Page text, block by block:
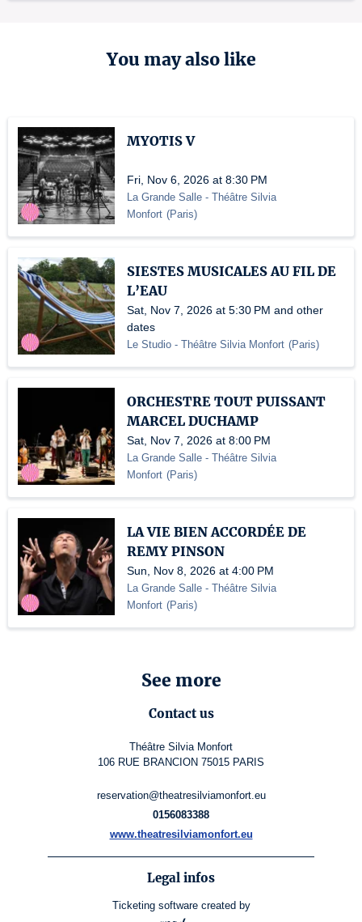
You may also like
MYOTIS V
Fri, Nov 6, 2026 at 8:30 PM
La Grande Salle - Théâtre Silvia
Monfort (Paris)
SIESTES MUSICALES AU FIL DE
L’EAU
Sat, Nov 7, 2026 at 5:30 PM and other
dates
Le Studio - Théâtre Silvia Monfort (Paris)
ORCHESTRE TOUT PUISSANT
MARCEL DUCHAMP
Sat, Nov 7, 2026 at 8:00 PM
La Grande Salle - Théâtre Silvia
Monfort (Paris)
LA VIE BIEN ACCORDÉE DE
REMY PINSON
Sun, Nov 8, 2026 at 4:00 PM
La Grande Salle - Théâtre Silvia
Monfort (Paris)
See more
Contact us
Théâtre Silvia Monfort
106 RUE BRANCION 75015 PARIS
reservation@theatresilviamonfort.eu
0156083388
www.theatresilviamonfort.eu
Legal infos
Ticketing software created by